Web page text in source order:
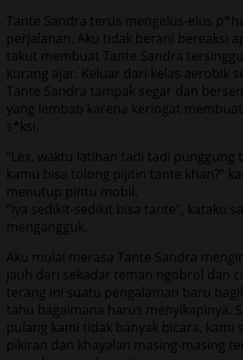
Tante Sandra terus mengelus-elus
perjalanan. Aku tidak berani bereaksi
takut membuat Tante Sandra
kurang ajar. Keluar dari kelas aerobik
Tante Sandra tampak segar dan
yang lembab karena keringat
s*ksi.
“Lex, waktu latihan tadi tadi punggung
kamu bisa tolong pijitin tante khan?”
menutup pintu mobil.
“Iya sedikit-sedikit bisa tante”, kataku
mengangguk.
Aku mulai merasa Tante Sandra
jauh dari sekadar teman ngobrol dan
terang ini suatu pengalaman baru
tahu bagaimana harus menyikapinya.
pulang kami tidak banyak bicara, kami
pikiran dan khayalan masing-masing